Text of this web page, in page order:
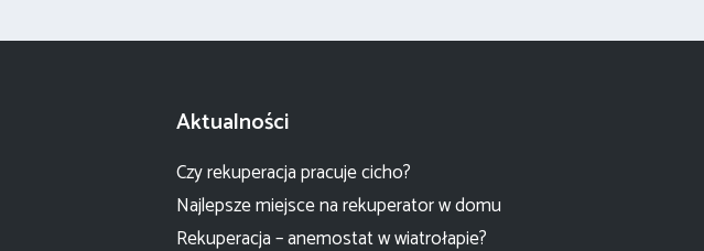
Aktualności
Czy rekuperacja pracuje cicho?
Najlepsze miejsce na rekuperator w domu
Rekuperacja – anemostat w wiatrołapie?